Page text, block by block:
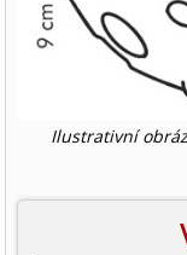
Ilustrativní